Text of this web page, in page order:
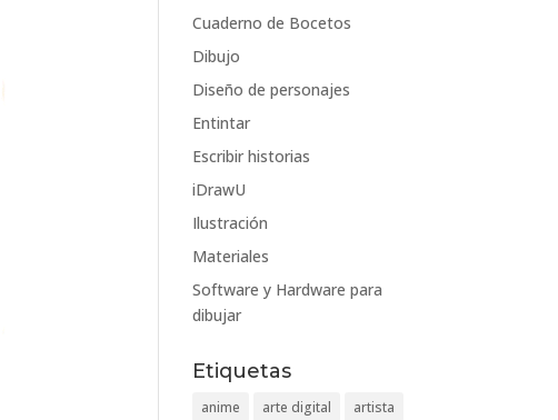
Cuaderno de Bocetos
Dibujo
Diseño de personajes
Entintar
Escribir historias
iDrawU
Ilustración
Materiales
Software y Hardware para
dibujar
Etiquetas
anime arte digital
artista